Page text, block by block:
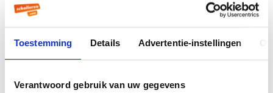
Toestemming Details Advertentie-instellingen
Verantwoord gebruik van uw gegevens
scholier| 4e klas havo